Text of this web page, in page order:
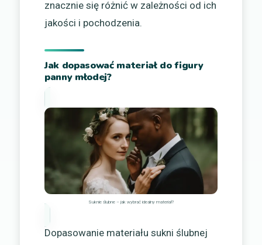
znacznie się różnić w zależności od ich
jakości i pochodzenia.
Jak dopasować materiał do figury
panny młodej?
Suknie ślubne – jak wybrać idealny materiał?
Dopasowanie materiału sukni ślubnej